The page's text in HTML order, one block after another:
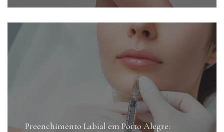
Preenchimento Labial em Porto Alegre: